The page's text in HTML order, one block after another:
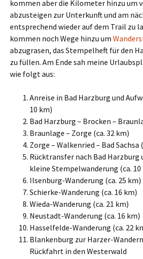
kommen aber die Kilometer hinzu um
abzusteigen zur Unterkunft und am
entsprechend wieder auf dem Trail zu
kommen noch Wege hinzu um
abzugrasen, das Stempelheft für den
zu füllen. Am Ende sah meine
wie folgt aus:
Anreise in Bad Harzburg und
10 km)
Bad Harzburg – Brocken –
Braunlage – Zorge (ca. 32 km)
Zorge – Walkenried – Bad Sachsa
Rücktransfer nach Bad Harzburg
kleine Stempelwanderung (ca. 10
Ilsenburg-Wanderung (ca. 25 km)
Schierke-Wanderung (ca. 16 km)
Wieda-Wanderung (ca. 21 km)
Neustadt-Wanderung (ca. 16 km)
Hasselfelde-Wanderung (ca. 22
Blankenburg zur Harzer-
Rückfahrt in den Westerwald